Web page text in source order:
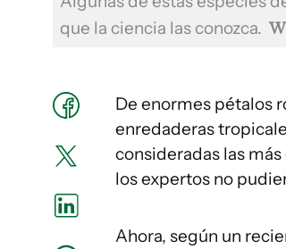
que la ciencia las conozca.
De enormes pétalos
enredaderas
consideradas las
los expertos no
Ahora, según un